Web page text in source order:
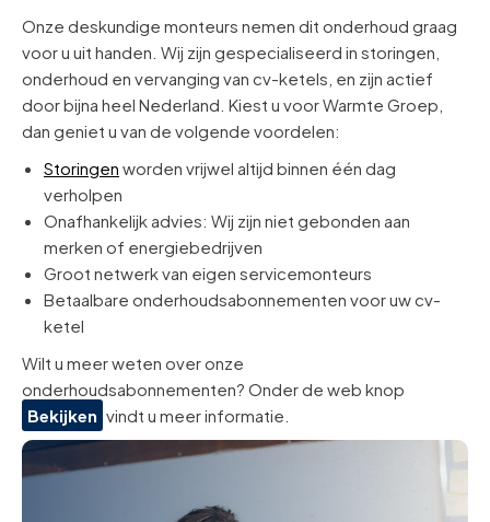
Onze deskundige monteurs nemen dit onderhoud graag
voor u uit handen. Wij zijn gespecialiseerd in storingen,
onderhoud en vervanging van cv-ketels, en zijn actief
door bijna heel Nederland. Kiest u voor Warmte Groep,
dan geniet u van de volgende voordelen:
Storingen worden vrijwel altijd binnen één dag
verholpen
Onafhankelijk advies: Wij zijn niet gebonden aan
merken of energiebedrijven
Groot netwerk van eigen servicemonteurs
Betaalbare onderhoudsabonnementen voor uw cv-
ketel
Wilt u meer weten over onze
onderhoudsabonnementen? Onder de web knop
Bekijken vindt u meer informatie.